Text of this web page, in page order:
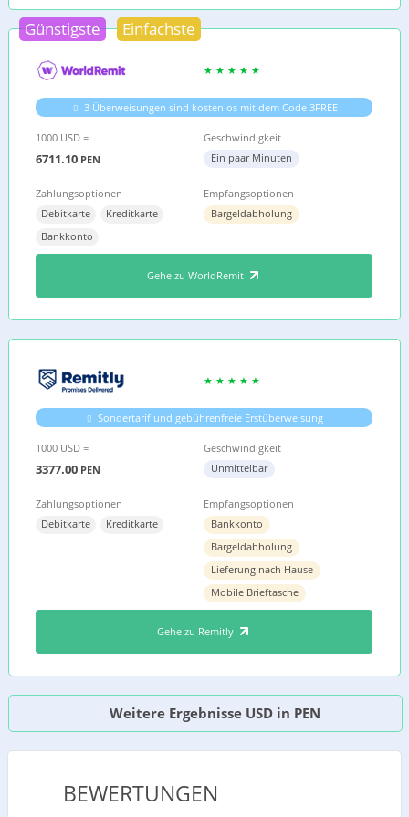
Günstigste Einfachste
3 Überweisungen sind kostenlos mit dem Code 3FREE
1000 USD =
6711.10 PEN
Geschwindigkeit
Ein paar Minuten
Zahlungsoptionen
Debitkarte
Kreditkarte
Bankkonto
Empfangsoptionen
Bargeldabholung
Gehe zu WorldRemit
Sondertarif und gebührenfreie Erstüberweisung
1000 USD =
3377.00 PEN
Geschwindigkeit
Unmittelbar
Zahlungsoptionen
Debitkarte
Kreditkarte
Empfangsoptionen
Bankkonto
Bargeldabholung
Lieferung nach Hause
Mobile Brieftasche
Gehe zu Remitly
Weitere Ergebnisse USD in PEN
BEWERTUNGEN